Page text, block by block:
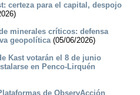
certeza para el capital, despojo
minerales críticos: defensa
geopolítica(05/06/2026)
Kast votarán el 8 de junio
en Penco-Lirquén
de ObservAcción